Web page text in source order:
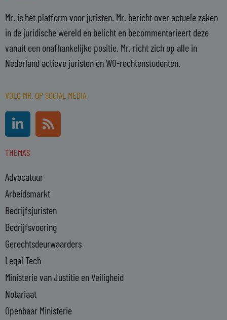
Mr. is hét platform voor juristen. Mr. bericht over actuele zaken
in de juridische wereld en belicht en becommentarieert deze
vanuit een onafhankelijke positie. Mr. richt zich op alle in
Nederland actieve juristen en WO-rechtenstudenten.
VOLG MR. OP SOCIAL MEDIA
L
i
n
k
d
i
n
-
i
n
R
s
s
THEMA'S
Advocatuur
Arbeidsmarkt
Bedrijfsjuristen
Bedrijfsvoering
Gerechtsdeurwaarders
Legal Tech
Ministerie van Justitie en Veiligheid
Notariaat
Openbaar Ministerie